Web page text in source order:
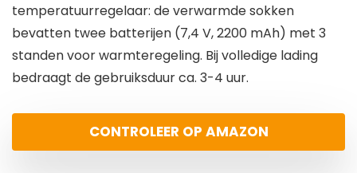
temperatuurregelaar: de verwarmde sokken
bevatten twee batterijen (7,4 V, 2200 mAh) met 3
standen voor warmteregeling. Bij volledige lading
bedraagt de gebruiksduur ca. 3-4 uur.
CONTROLEER OP AMAZON